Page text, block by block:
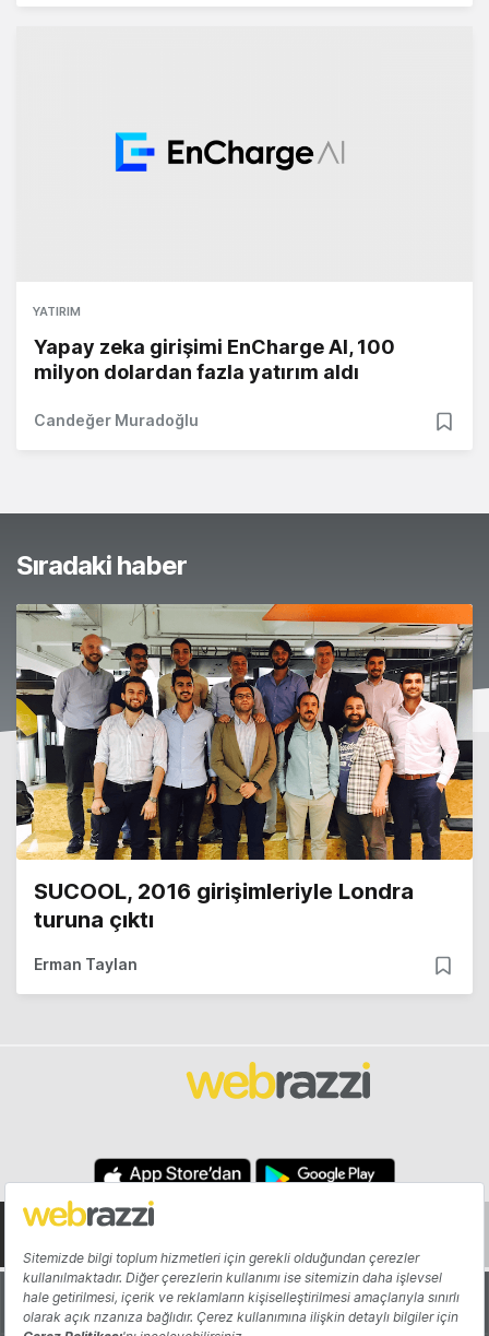
YATIRIM
Yapay zeka girişimi EnCharge AI, 100
milyon dolardan fazla yatırım aldı
Candeğer Muradoğlu
Sıradaki haber
SUCOOL, 2016 girişimleriyle Londra
turuna çıktı
Erman Taylan
Hakkında Yazarlar